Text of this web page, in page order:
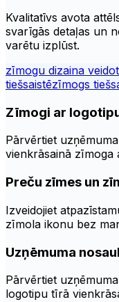
Kvalitatīvs avota
svarīgās detaļas un
varētu izplūst.
zīmogu dizaina
tiešsaistēzīmogs
Zīmogi ar
Pārvērtiet
vienkrāsainā zīmoga
Preču zīmes un
Izveidojiet
zīmola ikonu bez
Uzņēmuma
Pārvērtiet
logotipu tīrā